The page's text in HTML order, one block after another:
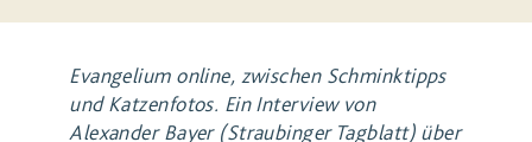
Evangelium online, zwischen Schminktipps
und Katzenfotos. Ein Interview von
Alexander Bayer (Straubinger Tagblatt) über